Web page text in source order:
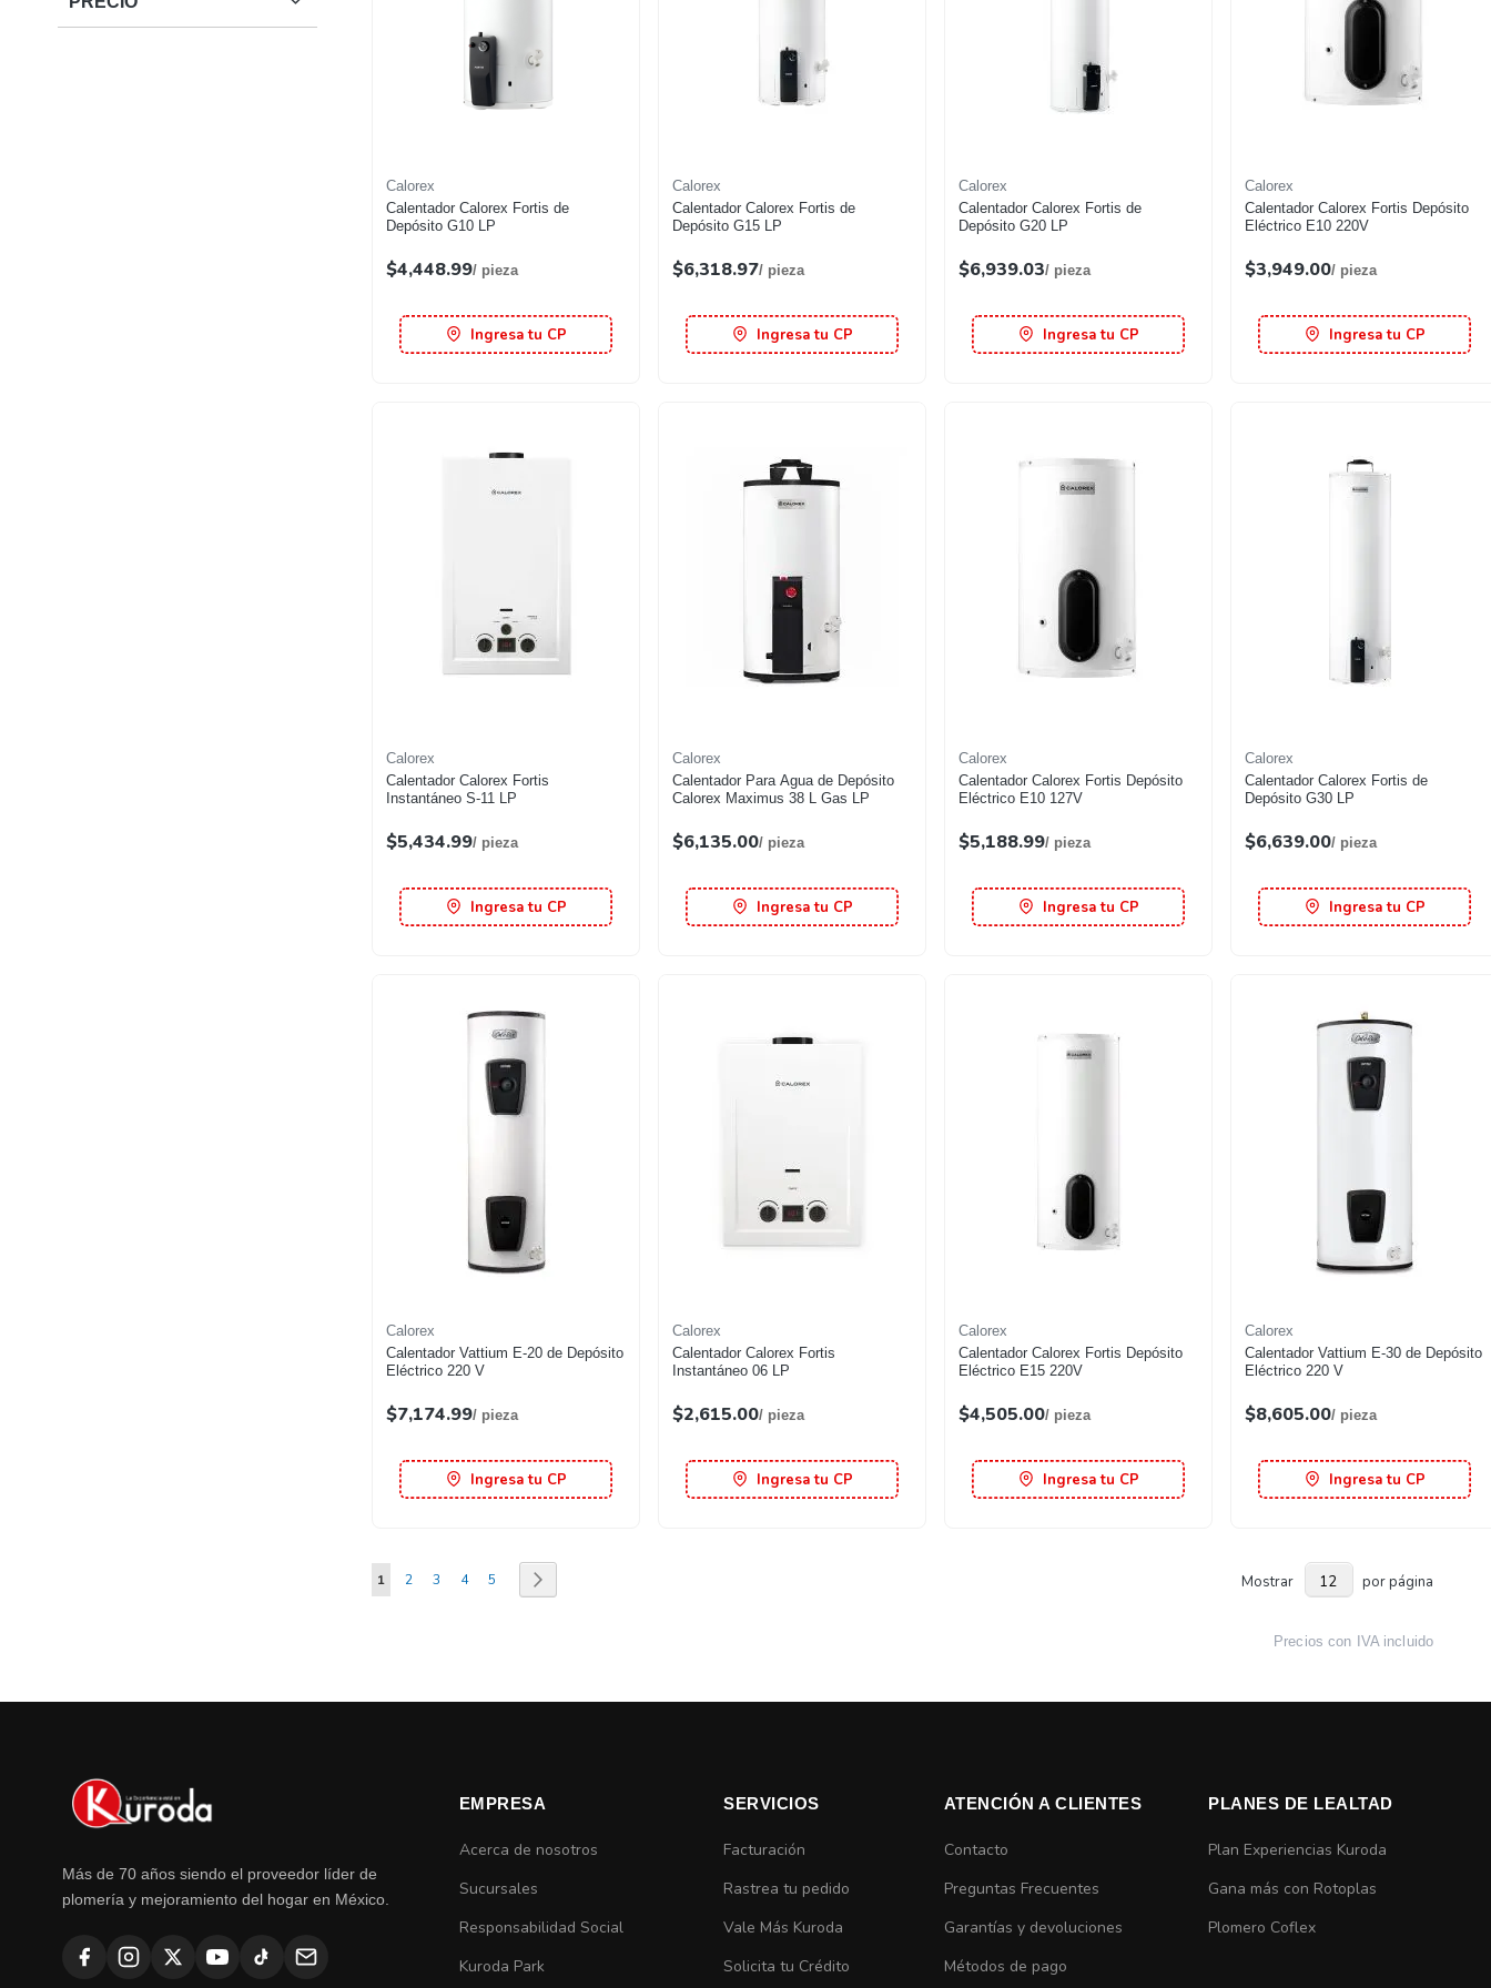
Calorex
Calentador Calorex Fortis de
Depósito G10 LP
$4,448.99/ pieza
Ingresa tu CP
Calorex
Calentador Calorex Fortis de
Depósito G15 LP
$6,318.97/ pieza
Ingresa tu CP
Calorex
Calentador Calorex Fortis de
Depósito G20 LP
$6,939.03/ pieza
Ingresa tu CP
Calorex
Calentador Calorex Fortis Depósito
Eléctrico E10 220V
$3,949.00/ pieza
Ingresa tu CP
Calorex
Calentador Calorex Fortis
Instantáneo S-11 LP
$5,434.99/ pieza
Ingresa tu CP
Calorex
Calentador Para Agua de Depósito
Calorex Maximus 38 L Gas LP
$6,135.00/ pieza
Ingresa tu CP
Calorex
Calentador Calorex Fortis Depósito
Eléctrico E10 127V
$5,188.99/ pieza
Ingresa tu CP
Calorex
Calentador Calorex Fortis de
Depósito G30 LP
$6,639.00/ pieza
Ingresa tu CP
Calorex
Calentador Vattium E-20 de Depósito
Eléctrico 220 V
$7,174.99/ pieza
Ingresa tu CP
Calorex
Calentador Calorex Fortis
Instantáneo 06 LP
$2,615.00/ pieza
Ingresa tu CP
Calorex
Calentador Calorex Fortis Depósito
Eléctrico E15 220V
$4,505.00/ pieza
Ingresa tu CP
Calorex
Calentador Vattium E-30 de Depósito
Eléctrico 220 V
$8,605.00/ pieza
Ingresa tu CP
Página
Estás viendo la página
1 Página
2 Página
3 Página
4 Página
5 Mostrar por página
Precios con IVA incluido
Más de 70 años siendo el proveedor líder de
plomería y mejoramiento del hogar en México.
EMPRESA
Acerca de nosotros
Sucursales
Responsabilidad Social
Kuroda Park
SERVICIOS
Facturación
Rastrea tu pedido
Vale Más Kuroda
Solicita tu Crédito
ATENCIÓN A CLIENTES
Contacto
Preguntas Frecuentes
Garantías y devoluciones
Métodos de pago
PLANES DE LEALTAD
Plan Experiencias Kuroda
Gana más con Rotoplas
Plomero Coflex